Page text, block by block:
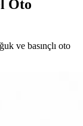
Oto
ve basınçlı oto